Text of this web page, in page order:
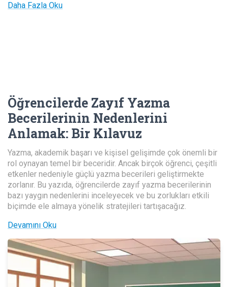
Daha Fazla Oku
Öğrencilerde Zayıf Yazma
Becerilerinin Nedenlerini
Anlamak: Bir Kılavuz
Yazma, akademik başarı ve kişisel gelişimde çok önemli bir
rol oynayan temel bir beceridir. Ancak birçok öğrenci, çeşitli
etkenler nedeniyle güçlü yazma becerileri geliştirmekte
zorlanır. Bu yazıda, öğrencilerde zayıf yazma becerilerinin
bazı yaygın nedenlerini inceleyecek ve bu zorlukları etkili
biçimde ele almaya yönelik stratejileri tartışacağız.
Devamını Oku